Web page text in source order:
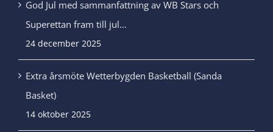
God Jul med sammanfattning av WB Stars och
Superettan fram till jul…
24 december 2025
Extra årsmöte Wetterbygden Basketball (Sanda
Basket)
14 oktober 2025